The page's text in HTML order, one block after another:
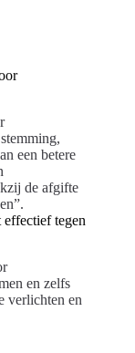
een betere
de afgifte
tegen
en zelfs
verlichten en